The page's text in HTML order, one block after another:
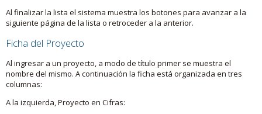
Al finalizar la lista el sistema muestra los botones para avanzar a la
siguiente página de la lista o retroceder a la anterior.
Ficha del Proyecto
Al ingresar a un proyecto, a modo de título primer se muestra el
nombre del mismo. A continuación la ficha está organizada en tres
columnas:
A la izquierda, Proyecto en Cifras: